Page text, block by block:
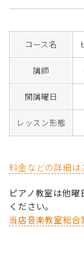
コース名
講師
開講曜日
レッスン形態
料金などの詳細は
ピアノ教室は他
ください。
当店音楽教室総合